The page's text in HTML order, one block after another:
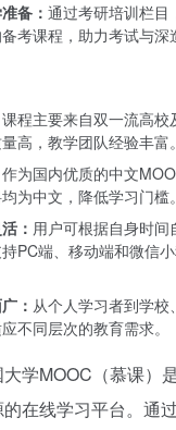
备： 通过考研培训栏目
考课程，助力考试与深
课程主要来自双一流高校
高，教学团队经验丰富。
作为国内优质的中文
为中文，降低学习门槛。
： 用户可根据自身时间
PC端、移动端和微信
： 从个人学习者到学校
不同层次的教育需求。
学MOOC（慕课）
在线学习平台。通